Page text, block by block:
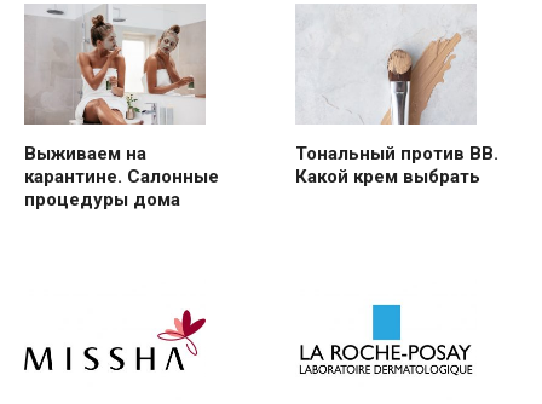
Выживаем на
карантине. Салонные
процедуры дома
Тональный против ВВ.
Какой крем выбрать